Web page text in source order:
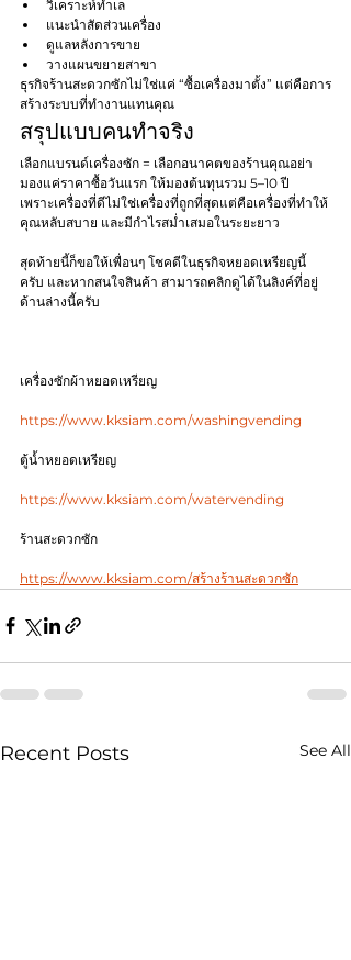
วิเคราะห์ทำเล
แนะนำสัดส่วนเครื่อง
ดูแลหลังการขาย
วางแผนขยายสาขา
ธุรกิจร้านสะดวกซักไม่ใช่แค่ “ซื้อเครื่องมาตั้ง” แต่คือการ
สร้างระบบที่ทำงานแทนคุณ
สรุปแบบคนทำจริง
เลือกแบรนด์เครื่องซัก = เลือกอนาคตของร้านคุณอย่า
มองแค่ราคาซื้อวันแรก ให้มองต้นทุนรวม 5–10 ปี
เพราะเครื่องที่ดีไม่ใช่เครื่องที่ถูกที่สุดแต่คือเครื่องที่ทำให้
คุณหลับสบาย และมีกำไรสม่ำเสมอในระยะยาว
สุดท้ายนี้ก็ขอให้เพื่อนๆ โชคดีในธุรกิจหยอดเหรียญนี้
ครับ และหากสนใจสินค้า สามารถคลิกดูได้ในลิงค์ที่อยู่
ด้านล่างนี้ครับ
เครื่องซักผ้าหยอดเหรียญ
https://www.kksiam.com/washingvending
ตู้น้ำหยอดเหรียญ
https://www.kksiam.com/watervending
ร้านสะดวกซัก
https://www.kksiam.com/สร้างร้านสะดวกซัก
Recent Posts See All